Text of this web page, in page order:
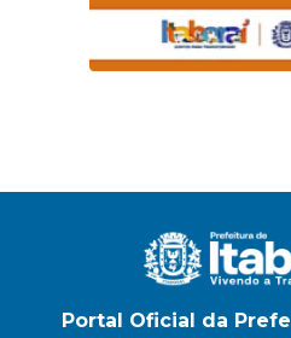
Portal Oficial da